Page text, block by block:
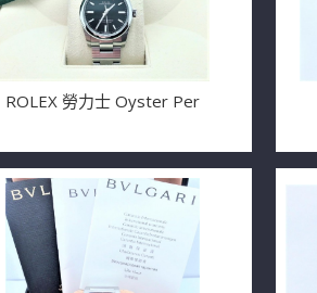
ROLEX 勞力士 Oyster Per